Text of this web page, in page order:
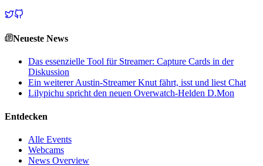
Neueste News
Das essenzielle Tool für Streamer: Capture Cards in der
Diskussion
Ein weiterer Austin-Streamer Knut fährt, isst und liest Chat
Lilypichu spricht den neuen Overwatch-Helden D.Mon
Entdecken
Alle Events
Webcams
News Overview